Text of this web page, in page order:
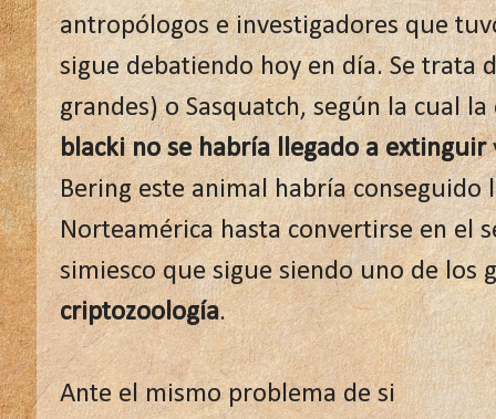
antropólogos e investigadores que
sigue debatiendo hoy en día. Se trata
grandes) o Sasquatch, según la cual
blacki no se habría llegado a extinguir
Bering este animal habría conseguido
Norteamérica hasta convertirse en el
simiesco que sigue siendo uno de los
criptozoología.
Ante el mismo problema de si